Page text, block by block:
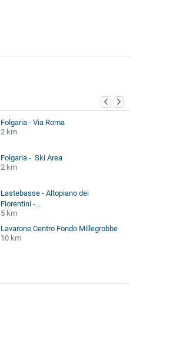
Folgaria - Via Roma
2 km
Folgaria - Ski Area
2 km
Lastebasse - Altopiano dei
Fiorentini -...
5 km
Lavarone Centro Fondo Millegrobbe
10 km